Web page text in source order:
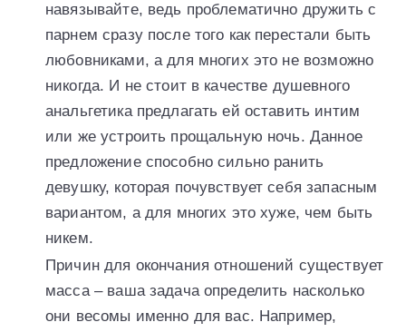
навязывайте, ведь проблематично дружить с
парнем сразу после того как перестали быть
любовниками, а для многих это не возможно
никогда. И не стоит в качестве душевного
анальгетика предлагать ей оставить интим
или же устроить прощальную ночь. Данное
предложение способно сильно ранить
девушку, которая почувствует себя запасным
вариантом, а для многих это хуже, чем быть
никем.
Причин для окончания отношений существует
масса – ваша задача определить насколько
они весомы именно для вас. Например,